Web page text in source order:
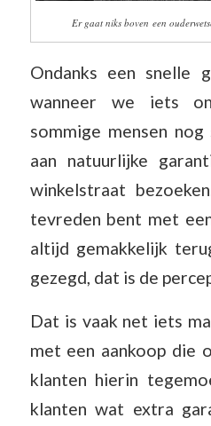
Er gaat niks boven een
Ondanks een snelle
wanneer we iets
sommige mensen
aan natuurlijke
winkelstraat
tevreden bent met
altijd gemakkelijk
gezegd, dat is de
Dat is vaak net iets
met een aankoop die
klanten hierin
klanten wat extra